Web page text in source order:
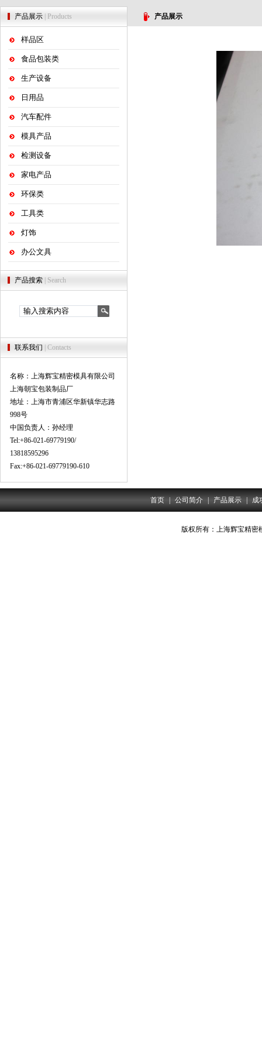
产品展示 | Products
样品区
食品包装类
生产设备
日用品
汽车配件
模具产品
检测设备
家电产品
环保类
工具类
灯饰
办公文具
产品搜索 | Search
联系我们 | Contacts
名称：上海辉宝精密模具有限公司
上海朝宝包装制品厂
地址：上海市青浦区华新镇华志路
998号
中国负责人：孙经理
Tel:+86-021-69779190/
13818595296
Fax:+86-021-69779190-610
产品展示
首页 公司简介 产品展示 成
版权所有：上海辉宝精密